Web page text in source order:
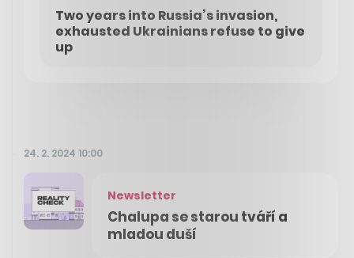
Two years into Russia’s invasion,
exhausted Ukrainians refuse to give
up
24. 2. 2024 10:00
Newsletter
Chalupa se starou tváří a
mladou duší